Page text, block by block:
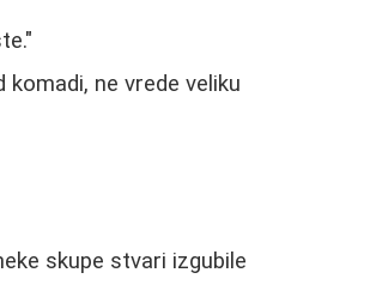
ne vrede veliku
skupe stvari izgubile